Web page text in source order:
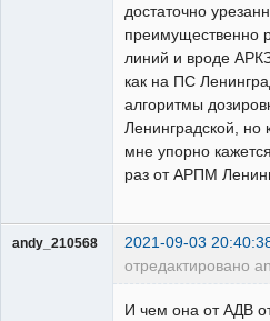
достаточно
преимущественно
линий и вроде
как на ПС
алгоритмы
Ленинградской, но
мне упорно
раз от АРПМ
andy_210568 2021-09-03
отредактировано
И чем она от АДВ